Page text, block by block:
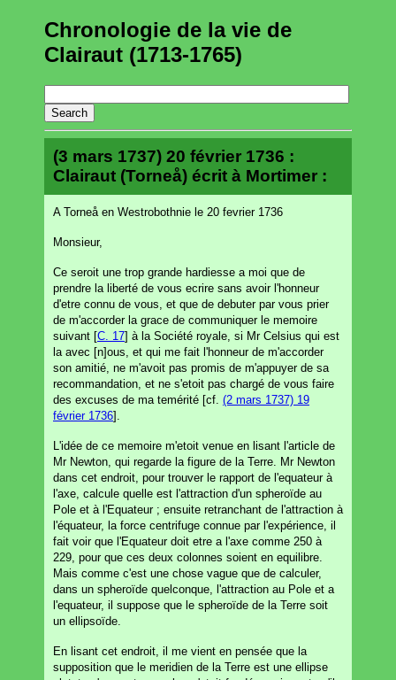
Chronologie de la vie de
Clairaut (1713-1765)
(3 mars 1737) 20 février 1736 :
Clairaut (Torneå) écrit à Mortimer :
A Torneå en Westrobothnie le 20 fevrier 1736
Monsieur,
Ce seroit une trop grande hardiesse a moi que de
prendre la liberté de vous ecrire sans avoir l'honneur
d'etre connu de vous, et que de debuter par vous prier
de m'accorder la grace de communiquer le memoire
suivant [C. 17] à la Société royale, si Mr Celsius qui est
la avec [n]ous, et qui me fait l'honneur de m'accorder
son amitié, ne m'avoit pas promis de m'appuyer de sa
recommandation, et ne s'etoit pas chargé de vous faire
des excuses de ma temérité [cf. (2 mars 1737) 19
février 1736].
L'idée de ce memoire m'etoit venue en lisant l'article de
Mr Newton, qui regarde la figure de la Terre. Mr Newton
dans cet endroit, pour trouver le rapport de l'equateur à
l'axe, calcule quelle est l'attraction d'un spheroïde au
Pole et à l'Equateur ; ensuite retranchant de l'attraction à
l'équateur, la force centrifuge connue par l'expérience, il
fait voir que l'Equateur doit etre a l'axe comme 250 à
229, pour que ces deux colonnes soient en equilibre.
Mais comme c'est une chose vague que de calculer,
dans un spheroïde quelconque, l'attraction au Pole et a
l'equateur, il suppose que le spheroïde de la Terre soit
un ellipsoïde.
En lisant cet endroit, il me vient en pensée que la
supposition que le meridien de la Terre est une ellipse